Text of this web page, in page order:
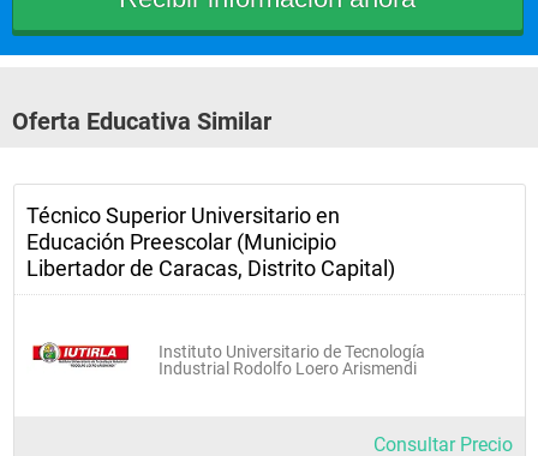
Oferta Educativa Similar
Técnico Superior Universitario en
Educación Preescolar (Municipio
Libertador de Caracas, Distrito Capital)
Instituto Universitario de Tecnología
Industrial Rodolfo Loero Arismendi
Consultar Precio